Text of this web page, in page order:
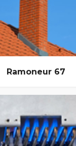
Ramoneur 67